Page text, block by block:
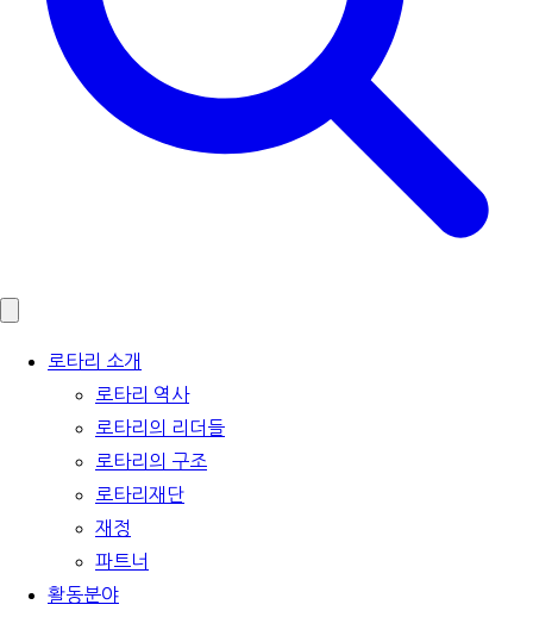
로타리 소개
로타리 역사
로타리의 리더들
로타리의 구조
로타리재단
재정
파트너
활동분야